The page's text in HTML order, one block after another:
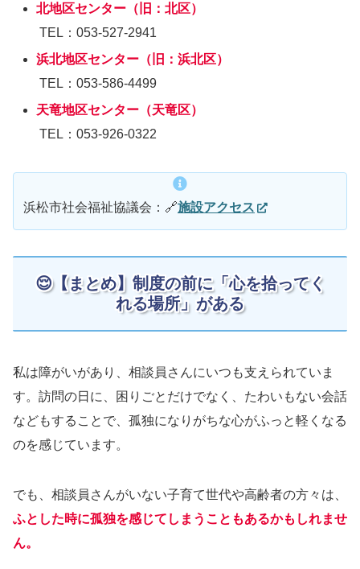
北地区センター（旧：北区）
TEL：053-527-2941
浜北地区センター（旧：浜北区）
TEL：053-586-4499
天竜地区センター（天竜区）
TEL：053-926-0322
浜松市社会福祉協議会：🔗施設アクセス
😌【まとめ】制度の前に「心を拾ってく
れる場所」がある
私は障がいがあり、相談員さんにいつも支えられていま
す。訪問の日に、困りごとだけでなく、たわいもない会話
などもすることで、孤独になりがちな心がふっと軽くなる
のを感じています。
でも、相談員さんがいない子育て世代や高齢者の方々は、
ふとした時に孤独を感じてしまうこともあるかもしれませ
ん。